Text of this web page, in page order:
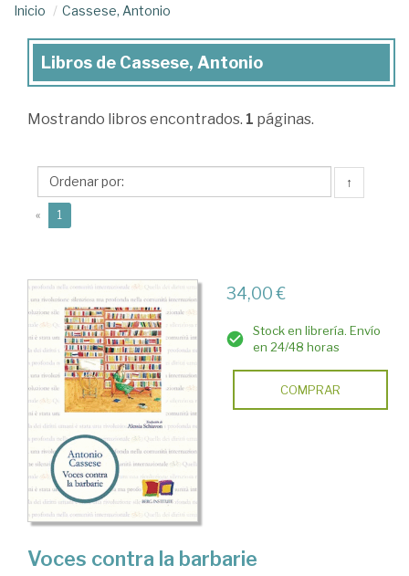
Inicio Cassese, Antonio
Libros
Cassese,
Libros de Cassese, Antonio
Mostrando libros encontrados. 1 páginas.
↑
« 1
34,00 €
Stock en librería. Envío
en 24/48 horas
COMPRAR
Voces contra la barbarie